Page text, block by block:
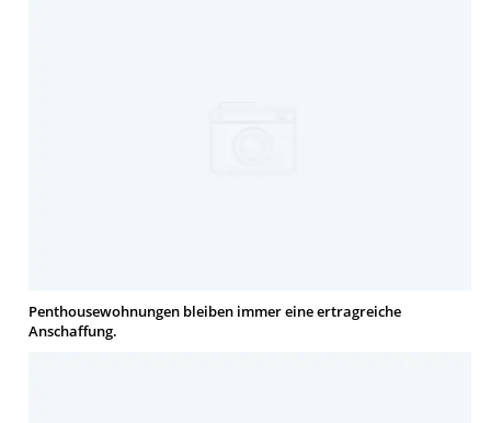
Penthousewohnungen bleiben immer eine ertragreiche
Anschaffung.